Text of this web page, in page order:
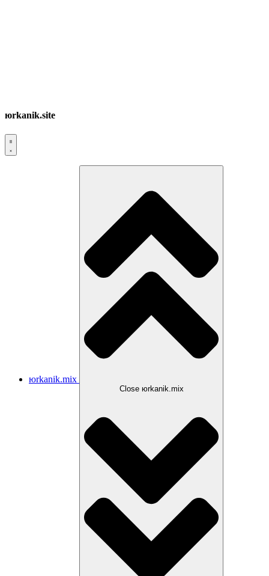
юrkanik.site
юrkanik.mix
Close юrkanik.mix